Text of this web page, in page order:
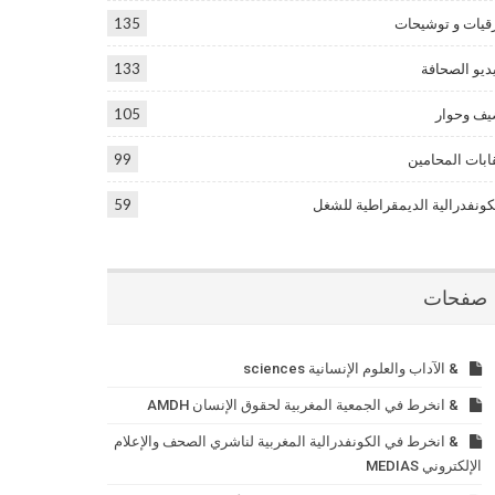
و توشيحات 135
الصحافة 133
وحوار 105
المحامين 99
الديمقراطية للشغل 59
صفحات
& الآداب والعلوم الإنسانية sciences
& انخرط في الجمعية المغربية لحقوق الإنسان AMDH
& انخرط في الكونفدرالية المغربية لناشري الصحف والإعلام
الإلكتروني MEDIAS